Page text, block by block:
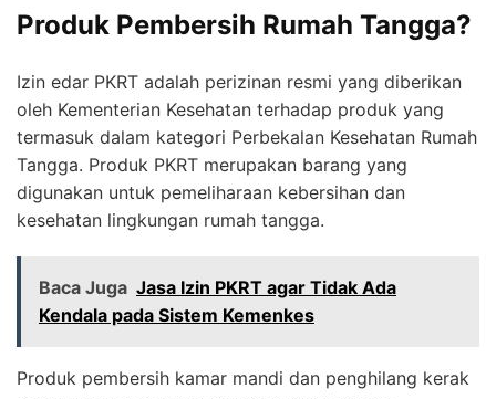
Produk Pembersih Rumah Tangga?
Izin edar PKRT adalah perizinan resmi yang diberikan
oleh Kementerian Kesehatan terhadap produk yang
termasuk dalam kategori Perbekalan Kesehatan Rumah
Tangga. Produk PKRT merupakan barang yang
digunakan untuk pemeliharaan kebersihan dan
kesehatan lingkungan rumah tangga.
Baca Juga Jasa Izin PKRT agar Tidak Ada
Kendala pada Sistem Kemenkes
Produk pembersih kamar mandi dan penghilang kerak